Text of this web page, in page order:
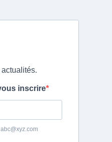
inscrire
abc@xyz.com